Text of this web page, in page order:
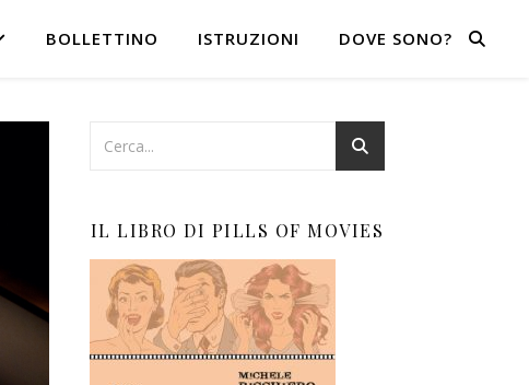
BOLLETTINO ISTRUZIONI DOVE SONO?
IL LIBRO DI PILLS OF MOVIES